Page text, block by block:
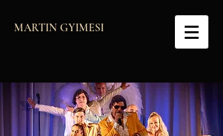
MARTIN GYIMESI